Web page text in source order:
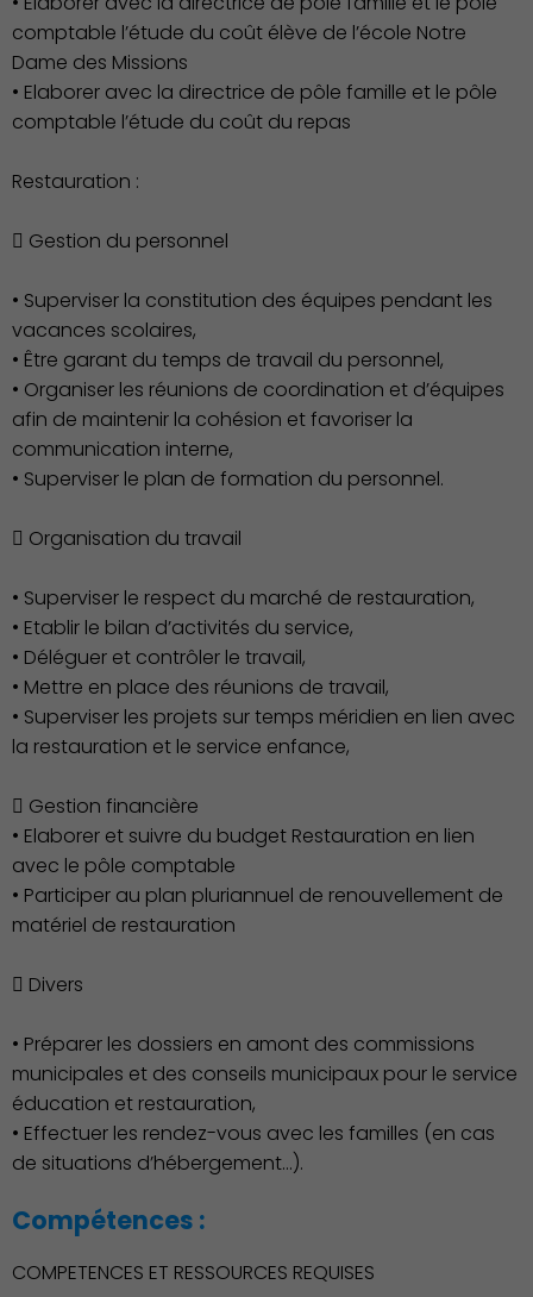
Environnement cadre de
vie
comptable l’étude du coût élève de l’école Notre
Dame des Missions
• Elaborer avec la directrice de pôle famille et le pôle
comptable l’étude du coût du repas
Restauration :
 Gestion du personnel
• Superviser la constitution des équipes pendant les
vacances scolaires,
• Être garant du temps de travail du personnel,
• Organiser les réunions de coordination et d’équipes
afin de maintenir la cohésion et favoriser la
communication interne,
• Superviser le plan de formation du personnel.
 Organisation du travail
• Superviser le respect du marché de restauration,
• Etablir le bilan d’activités du service,
• Déléguer et contrôler le travail,
• Mettre en place des réunions de travail,
• Superviser les projets sur temps méridien en lien avec
la restauration et le service enfance,
 Gestion financière
• Elaborer et suivre du budget Restauration en lien
avec le pôle comptable
• Participer au plan pluriannuel de renouvellement de
matériel de restauration
 Divers
• Préparer les dossiers en amont des commissions
municipales et des conseils municipaux pour le service
éducation et restauration,
• Effectuer les rendez-vous avec les familles (en cas
de situations d’hébergement…).
Compétences :
COMPETENCES ET RESSOURCES REQUISES